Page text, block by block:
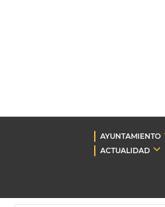
AYUNTAMIENTO
ACTUALIDAD